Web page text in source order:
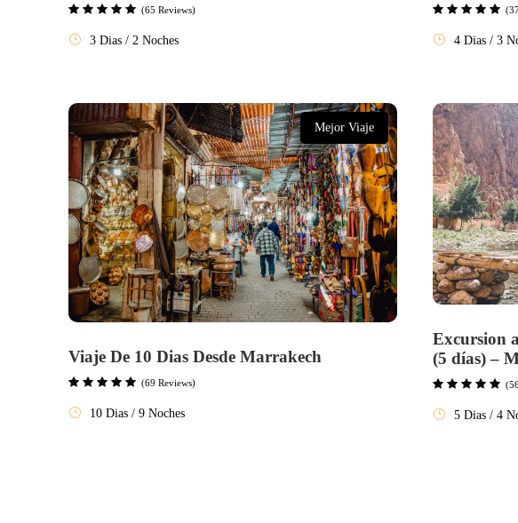
3 Dias / 2 Noches
(65 Reviews)
4 Dias / 3
Mejor Viaje
Viaje De 10 Dias Desde Marrakech
10 Dias / 9 Noches
(69 Reviews)
Excursion
(5 días) –
5 Dias / 4